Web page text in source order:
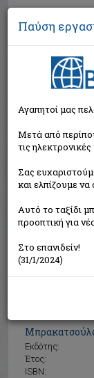
Εκδότης:
Έτος:
ISBN:
Παύση
Αγαπητοί μας
Μετά από
τις
Σας
και ελπίζουμε
Αυτό το ταξίδι
προοπτική για
Στο επανιδείν!
(31/1/2024)